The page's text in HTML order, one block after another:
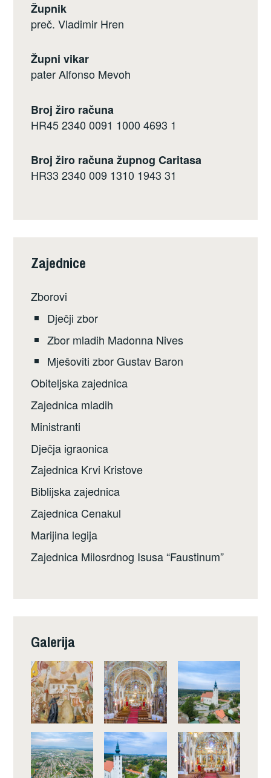
Župnik
preč. Vladimir Hren
Župni vikar
pater Alfonso Mevoh
Broj žiro računa
HR45 2340 0091 1000 4693 1
Broj žiro računa župnog Caritasa
HR33 2340 009 1310 1943 31
Zajednice
Zborovi
Dječji zbor
Zbor mladih Madonna Nives
Mješoviti zbor Gustav Baron
Obiteljska zajednica
Zajednica mladih
Ministranti
Dječja igraonica
Zajednica Krvi Kristove
Biblijska zajednica
Zajednica Cenakul
Marijina legija
Zajednica Milosrdnog Isusa “Faustinum”
Galerija